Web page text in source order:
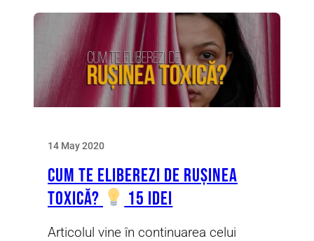
14 May 2020
Cum te eliberezi de Rușinea
Toxică?
15 idei
Articolul vine în continuarea celui